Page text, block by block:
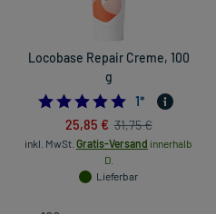
Locobase Repair Creme, 100
g
5.0
1*
25,85 € 31,75 €
inkl. MwSt. Gratis-Versand innerhalb
D.
Lieferbar